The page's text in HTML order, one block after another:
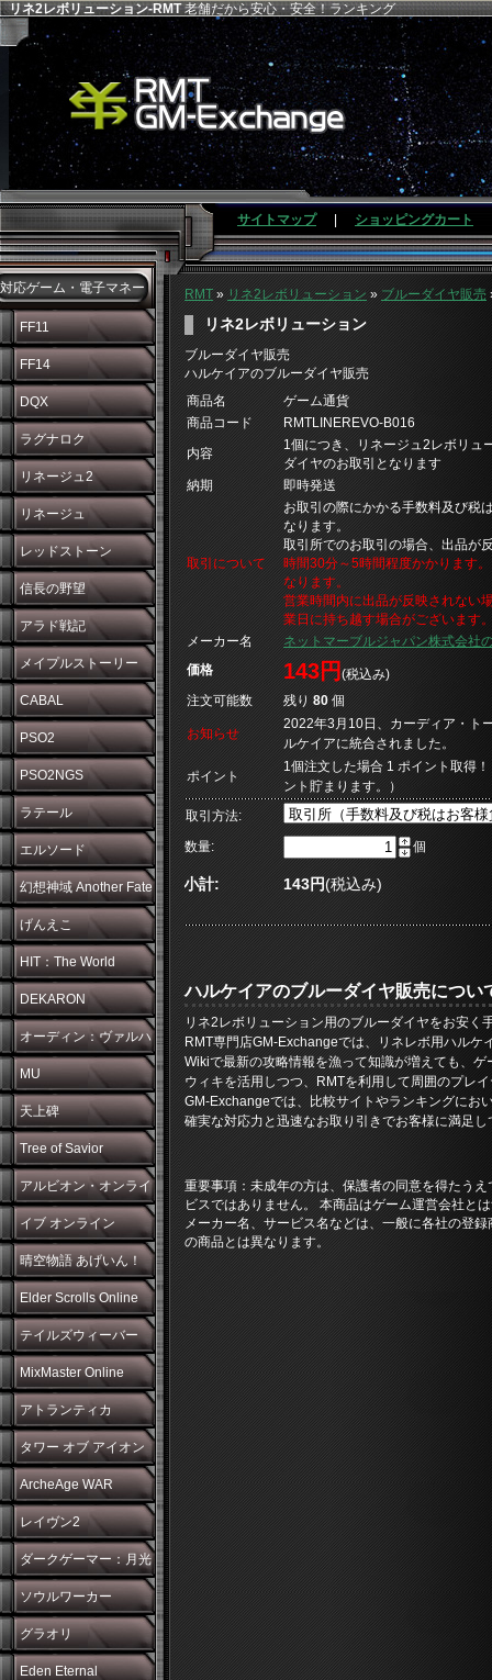
リネ2レボリューション-RMT老舗だから安心・安全！ランキング
サイトマップ ショッピングカート
対応ゲーム・電子マネー
FF11
FF14
DQX
ラグナロク
リネージュ2
リネージュ
レッドストーン
信長の野望
アラド戦記
メイプルストーリー
CABAL
PSO2
PSO2NGS
ラテール
エルソード
幻想神域 Another Fate
げんえこ
HIT：The World
DEKARON
オーディン：ヴァルハ
ラ・ライジング
MU
天上碑
Tree of Savior
アルビオン・オンライ
ン
イブ オンライン
晴空物語 あげいん！
Elder Scrolls Online
テイルズウィーバー
MixMaster Online
アトランティカ
タワー オブ アイオン
ArcheAge WAR
レイヴン2
ダークゲーマー：月光
彫刻師
ソウルワーカー
グラオリ
Eden Eternal
RMT» リネ2レボリューション » ブルーダイヤ販売
リネ2レボリューション
ブルーダイヤ販売
ハルケイアのブルーダイヤ販売
商品名
ゲーム通貨
商品コード
RMTLINEREVO-B016
内容
1個につき、リネージュ2レボリュ
ダイヤのお取引となります
納期
即時発送
取引について
お取引の際にかかる手数料及び税
なります。
取引所でのお取引の場合、出品が
時間30分～5時間程度かかります
なります。
営業時間内に出品が反映されない
業日に持ち越す場合がございます
メーカー名
ネットマーブルジャパン株式会社
価格
143円(税込み)
注文可能数
残り 80個
お知らせ
2022年3月10日、カーディア・ト
ルケイアに統合されました。
ポイント
1個注文した場合 1 ポイント取得
ント貯まります。）
取引方法:
数量:
個
小計: 143円(税込み)
ハルケイアのブルーダイヤ販売につい
リネ2レボリューション用のブルーダイヤをお安く
RMT専門店GM-Exchangeでは、リネレボ用ハル
Wikiで最新の攻略情報を漁って知識が増えても、
ウィキを活用しつつ、RMTを利用して周囲のプレ
GM-Exchangeでは、比較サイトやランキングにお
確実な対応力と迅速なお取り引きでお客様に満足
重要事項：未成年の方は、保護者の同意を得たう
ビスではありません。 本商品はゲーム運営会社と
メーカー名、サービス名などは、一般に各社の登
の商品とは異なります。